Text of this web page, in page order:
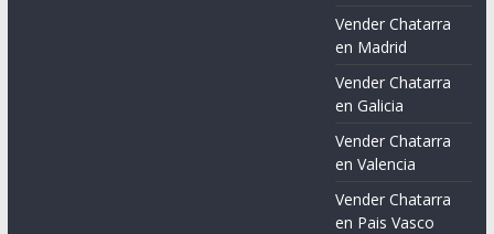
Vender Chatarra
en Madrid
Vender Chatarra
en Galicia
Vender Chatarra
en Valencia
Vender Chatarra
en Pais Vasco